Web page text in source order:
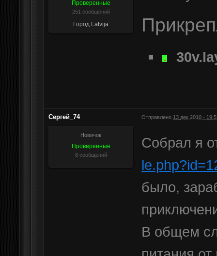
Проверенные
251 сообщений
Город Latvija
Сергей_74 Отправлено 13 дек 2010 -
Новичок
Проверенные
8 сообщений
Собрал я
было,
В общем